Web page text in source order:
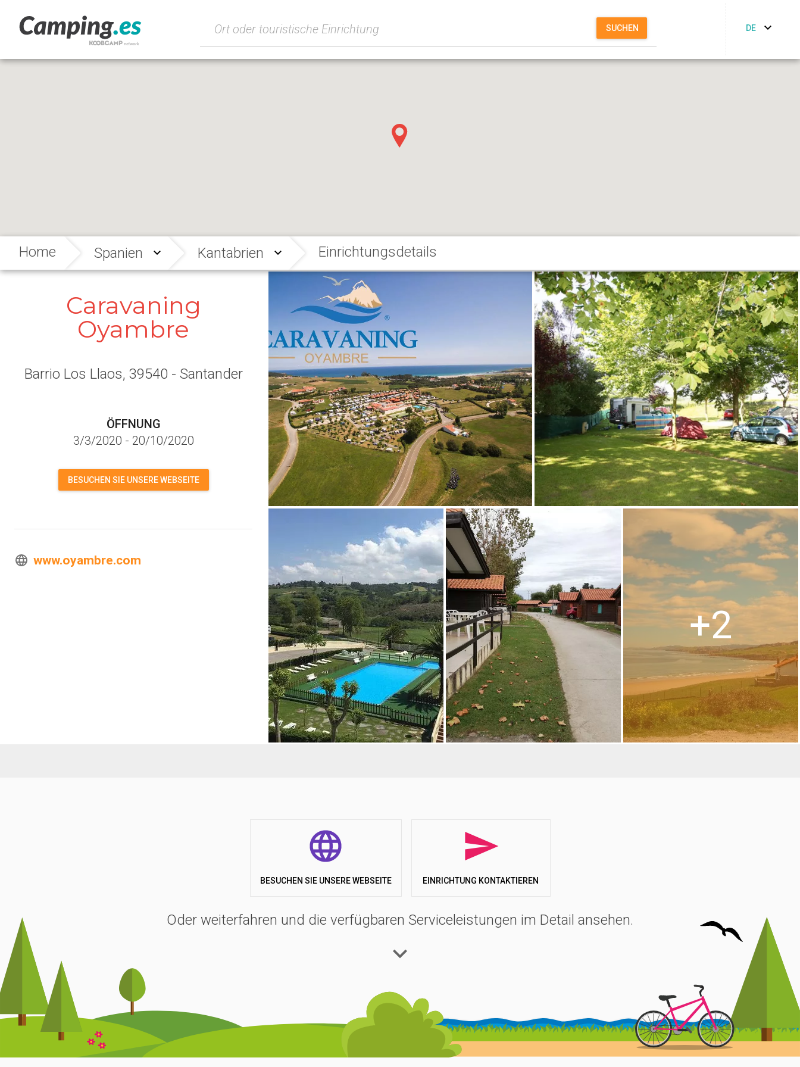
SUCHEN DE
Home Spanien Kantabrien Einrichtungsdetails
Caravaning
Oyambre
Barrio Los Llaos, 39540 - Santander
ÖFFNUNG
3/3/2020 - 20/10/2020
BESUCHEN SIE UNSERE WEBSEITE
www.oyambre.com
BESUCHEN SIE UNSERE WEBSEITE EINRICHTUNG KONTAKTIEREN
Oder weiterfahren und die verfügbaren Serviceleistungen im Detail ansehen.